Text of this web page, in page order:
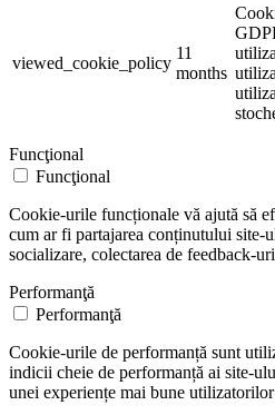
viewed_cookie_policy
11
months
Funcţional
Funcţional
Cookie-urile funcționale vă ajută să
cum ar fi partajarea conținutului site-
socializare, colectarea de feedback-
Performanţă
Performanţă
Cookie-urile de performanță sunt
indicii cheie de performanță ai site-
unei experiențe mai bune